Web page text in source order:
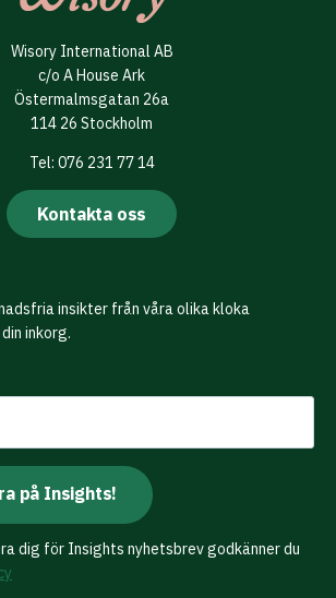
Wisory International AB
c/o A House Ark
Östermalmsgatan 26a
114 26 Stockholm
Tel: 076 231 77 14
Kontakta oss
insikter från våra olika kloka
inkorg.
dig för Insights nyhetsbrev godkänner du